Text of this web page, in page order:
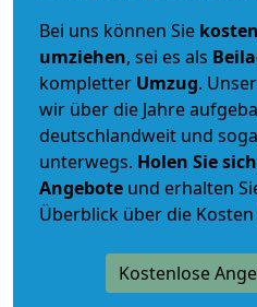
Bei uns können Sie
umziehen, sei es als
kompletter Umzug.
wir über die Jahre
deutschlandweit und
unterwegs. Holen Sie
Angebote und erhalten
Überblick über die
Kostenlose